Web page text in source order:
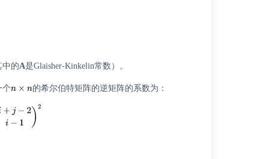
中的A是Glaisher-Kinkelin常数 ）。
个 的希尔伯特矩阵的逆矩阵的系数为：